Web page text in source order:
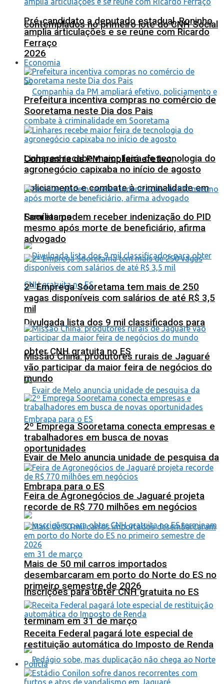
contemplados no primeiro lote do CNH Social
2026
Companhia da PM ampliará efetivo,
policiamento e combate à criminalidade em
Sooretama
Divulgada lista dos 9 mil classificados para
obter CNH gratuita no ES
Evair de Melo anuncia unidade de pesquisa da
Embrapa para o ES
Inscrições para obter CNH gratuita no ES
terminam em 31 de março
Pré-candidato a deputado estadual, Roninho
amplia articulações e se reúne com Ricardo
Ferraço
Economia
Prefeitura incentiva compras no comércio de
Sooretama neste Dia dos Pais
Linhares recebe maior feira de tecnologia do
agronegócio capixaba no início de agosto
Famílias podem receber indenização do PID
mesmo após morte de beneficiário, afirma
advogado
2º Emprega Sooretama tem mais de 250
vagas disponíveis com salários de até R$ 3,5
mil
Missão China: produtores rurais de Jaguaré
vão participar da maior feira de negócios do
mundo
2º Emprega Sooretama conecta empresas e
trabalhadores em busca de novas
oportunidades
Feira de Agronegócios de Jaguaré projeta
recorde de R$ 770 milhões em negócios
Mais de 50 mil carros importados
desembarcaram em porto do Norte do ES no
primeiro semestre de 2026
Receita Federal pagará lote especial de
restituição automática do Imposto de Renda
Polícia